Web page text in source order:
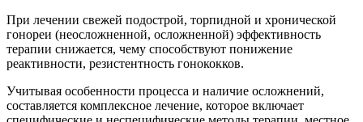
При лечении свежей подострой, торпидной и хронической
гонореи (неосложненной, осложненной) эффективность
терапии снижается, чему способствуют понижение
реактивности, резистентность гонококков.
Учитывая особенности процесса и наличие осложнений,
составляется комплексное лечение, которое включает